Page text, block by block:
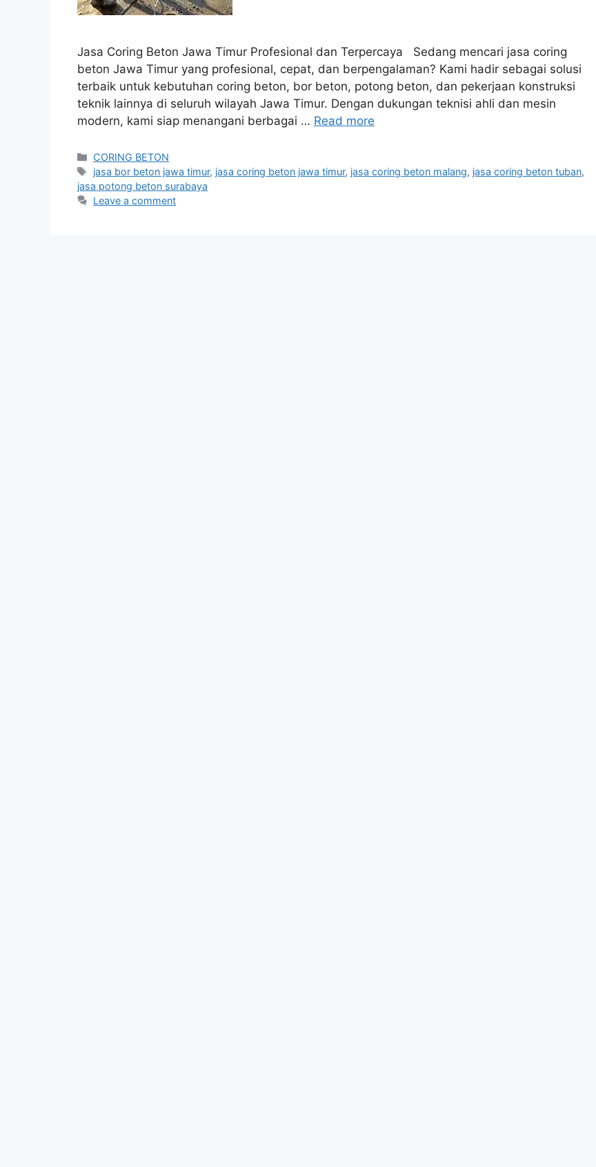
Jasa Coring Beton Jawa Timur Profesional dan Terpercaya Sedang mencari jasa coring
beton Jawa Timur yang profesional, cepat, dan berpengalaman? Kami hadir sebagai solusi
terbaik untuk kebutuhan coring beton, bor beton, potong beton, dan pekerjaan konstruksi
teknik lainnya di seluruh wilayah Jawa Timur. Dengan dukungan teknisi ahli dan mesin
modern, kami siap menangani berbagai … Read more
Categories
CORING BETON
Tags
jasa bor beton jawa timur, jasa coring beton jawa timur, jasa coring beton malang, jasa coring beton tuban,
jasa potong beton surabaya
Leave a comment